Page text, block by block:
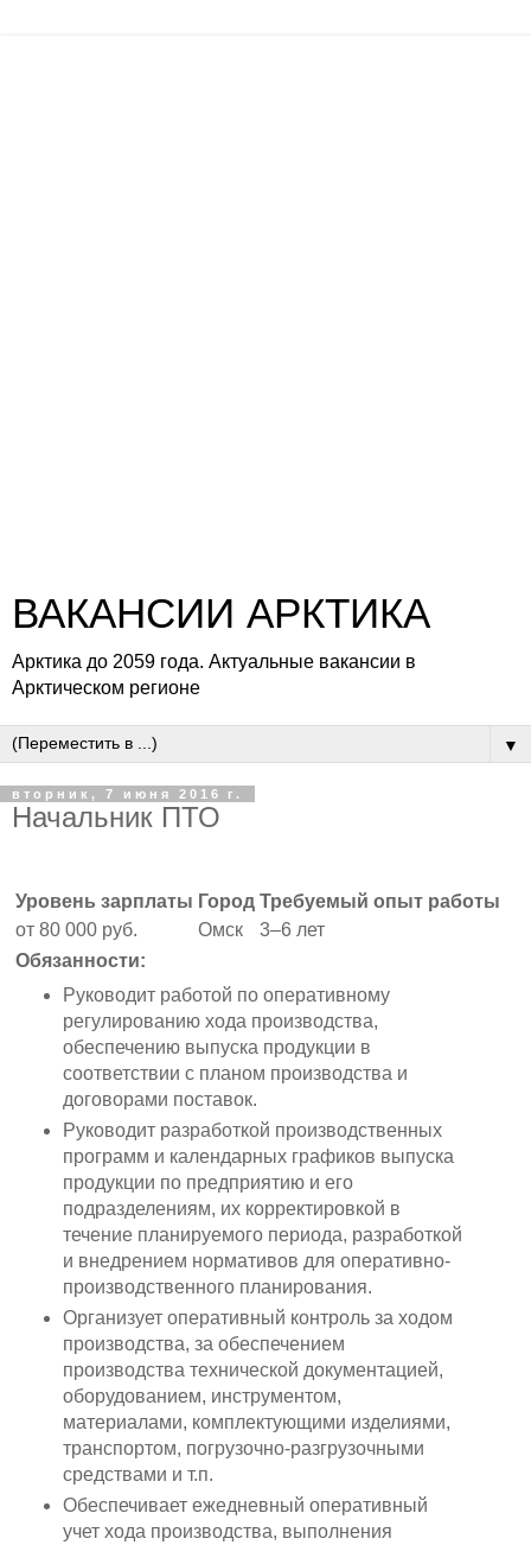
ВАКАНСИИ АРКТИКА
Арктика до 2059 года. Актуальные вакансии в
Арктическом регионе
▼
вторник, 7 июня 2016 г.
Начальник ПТО
Уровень зарплаты Город Требуемый опыт работы
от 80 000 руб.
Омск
3–6 лет
Обязанности:
Руководит работой по оперативному
регулированию хода производства,
обеспечению выпуска продукции в
соответствии с планом производства и
договорами поставок.
Руководит разработкой производственных
программ и календарных графиков выпуска
продукции по предприятию и его
подразделениям, их корректировкой в
течение планируемого периода, разработкой
и внедрением нормативов для оперативно-
производственного планирования.
Организует оперативный контроль за ходом
производства, за обеспечением
производства технической документацией,
оборудованием, инструментом,
материалами, комплектующими изделиями,
транспортом, погрузочно-разгрузочными
средствами и т.п.
Обеспечивает ежедневный оперативный
учет хода производства, выполнения